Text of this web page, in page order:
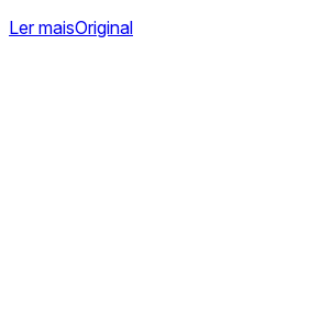
Ler maisOriginal